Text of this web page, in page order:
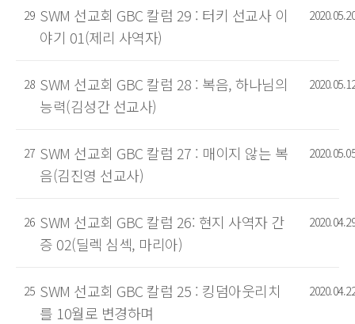
29 SWM 선교회 GBC 칼럼 29 : 터키 선교사 이
야기 01(제리 사역자)
2020.05.20
28 SWM 선교회 GBC 칼럼 28 : 복음, 하나님의
능력(김성간 선교사)
2020.05.12
27 SWM 선교회 GBC 칼럼 27 : 매이지 않는 복
음(김진영 선교사)
2020.05.05
26 SWM 선교회 GBC 칼럼 26: 현지 사역자 간
증 02(딜렉 심섹, 마리아)
2020.04.29
25 SWM 선교회 GBC 칼럼 25 : 킹덤아웃리치
를 10월로 변경하며
2020.04.22